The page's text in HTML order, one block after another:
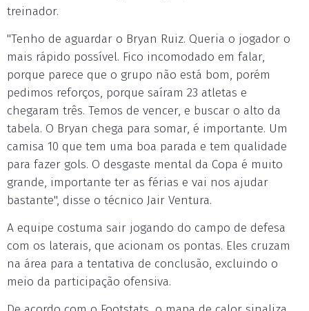
treinador.
"Tenho de aguardar o Bryan Ruiz. Queria o jogador o
mais rápido possível. Fico incomodado em falar,
porque parece que o grupo não está bom, porém
pedimos reforços, porque saíram 23 atletas e
chegaram três. Temos de vencer, e buscar o alto da
tabela. O Bryan chega para somar, é importante. Um
camisa 10 que tem uma boa parada e tem qualidade
para fazer gols. O desgaste mental da Copa é muito
grande, importante ter as férias e vai nos ajudar
bastante", disse o técnico Jair Ventura.
A equipe costuma sair jogando do campo de defesa
com os laterais, que acionam os pontas. Eles cruzam
na área para a tentativa de conclusão, excluindo o
meio da participação ofensiva.